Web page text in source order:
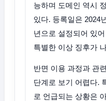
능하며 도메인 역시
있다. 등록일은 2024
년으로 설정되어 있
특별한 이상 징후가
반면 이용 과정과 관
단계로 보기 어렵다.
로 언급되는 상황은